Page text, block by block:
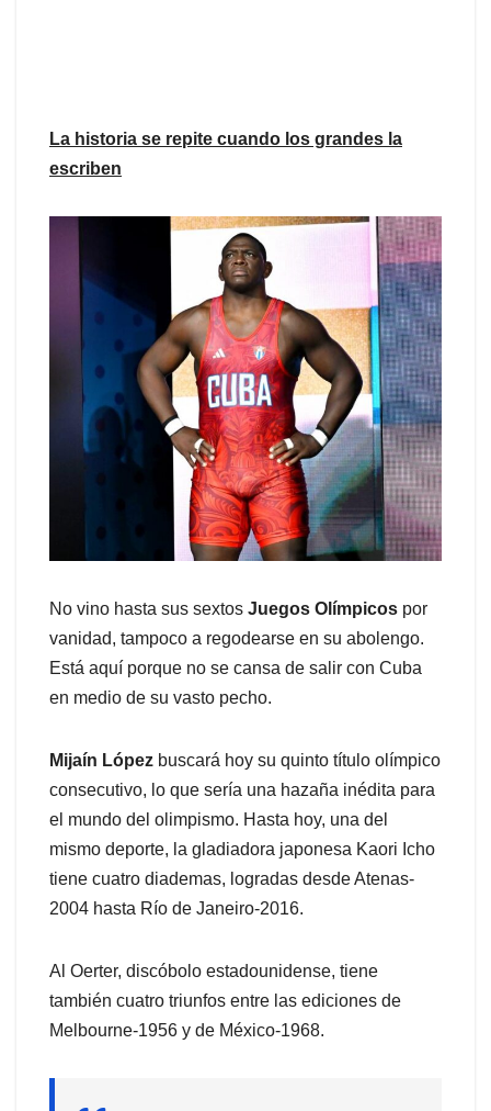
La historia se repite cuando los grandes la
escriben
No vino hasta sus sextos Juegos Olímpicos por
vanidad, tampoco a regodearse en su abolengo.
Está aquí porque no se cansa de salir con Cuba
en medio de su vasto pecho.
Mijaín López buscará hoy su quinto título olímpico
consecutivo, lo que sería una hazaña inédita para
el mundo del olimpismo. Hasta hoy, una del
mismo deporte, la gladiadora japonesa Kaori Icho
tiene cuatro diademas, logradas desde Atenas-
2004 hasta Río de Janeiro-2016.
Al Oerter, discóbolo estadounidense, tiene
también cuatro triunfos entre las ediciones de
Melbourne-1956 y de México-1968.